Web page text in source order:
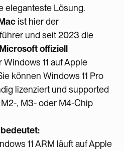
eleganteste Lösung.
ist hier der
und seit 2023 die
offiziell
Windows 11 auf Apple
können Windows 11 Pro
lizenziert und supported
, M3- oder M4-Chip
11 ARM läuft auf Apple